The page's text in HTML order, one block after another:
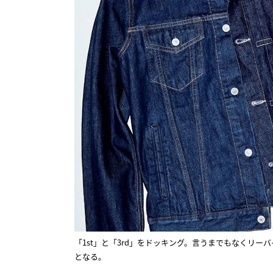
「1st」と「3rd」をドッキング。言うまでもなくリー
となる。